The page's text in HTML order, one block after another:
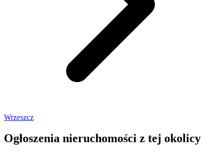
Wrzeszcz
Ogłoszenia nieruchomości z tej okolicy